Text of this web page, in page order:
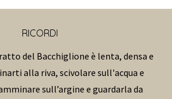
RICORDI
del Bacchiglione è lenta, densa e
alla riva, scivolare sull'acqua e
sull’argine e guardarla da